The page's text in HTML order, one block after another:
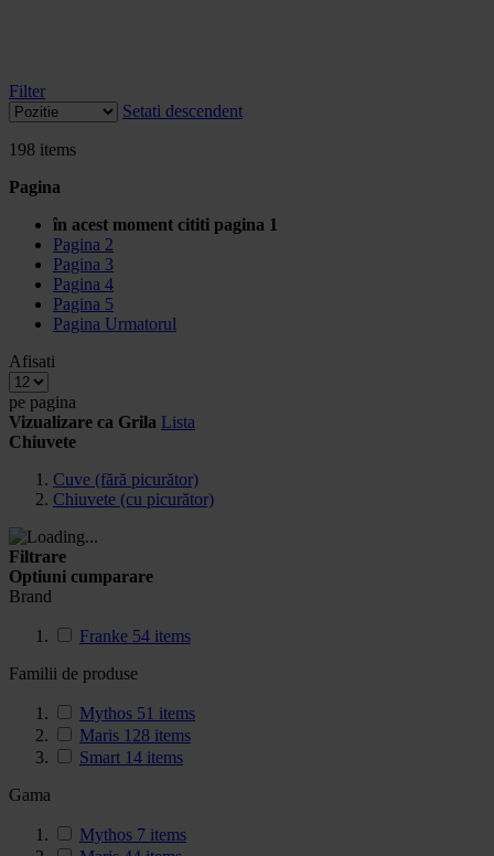
Filter
Setati descendent
198 items
Pagina
în acest moment cititi pagina 1
Pagina 2
Pagina 3
Pagina 4
Pagina 5
Pagina Urmatorul
Afisati
pe pagina
Vizualizare ca Grila Lista
Chiuvete
Cuve (fără picurător)
Chiuvete (cu picurător)
Filtrare
Optiuni cumparare
Brand
Franke 54 items
Familii de produse
Mythos 51 items
Maris 128 items
Smart 14 items
Gama
Mythos 7 items